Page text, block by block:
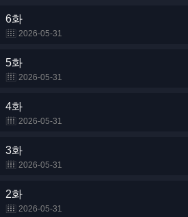
6화
2026-05-31
5화
2026-05-31
4화
2026-05-31
3화
2026-05-31
2화
2026-05-31